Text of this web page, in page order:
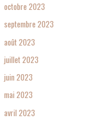
octobre 2023
septembre 2023
août 2023
juillet 2023
juin 2023
mai 2023
avril 2023